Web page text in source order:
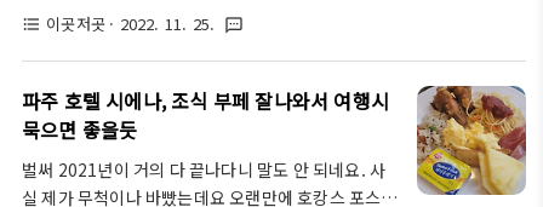
편하게 갈 수 있었네요 정말 서비스 최고예요.호텔 앞
러 가지 아트워크도 전시되어 있고 말이죠우리나라 ..
실텐데요. 옛날에 교수님과의 세미나로 간 적은 있지
만 숙박은 처음이라 매우 도키도키했습니다. 협찬 아
닌 찐후기 올리겠습니다. 객실은 요로코롬~ 아직 뷰가
보이지도 않지만 커튼 너머로 살짝 비치는 이느낌 뷰
맛집 예상이 가시나요. 실제로 제가 상상한 그대로였
습니다. 정말정말 좋더라고요. 프레지던트 호텔 외관
format_list_bulleted 이곳저곳 · 2022. 11. 25. textsms
파주 호텔 시에나, 조식 부페 잘나와서 여행시
묵으면 좋을듯
벌써 2021년이 거의 다 끝나다니 말도 안 되네요. 사
실 제가 무척이나 바빴는데요 오랜만에 호캉스 포스팅